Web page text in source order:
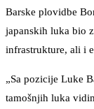
Barske plovidbe
japanskih luka bio
infrastrukture, ali i
„Sa pozicije Luke
tamošnjih luka